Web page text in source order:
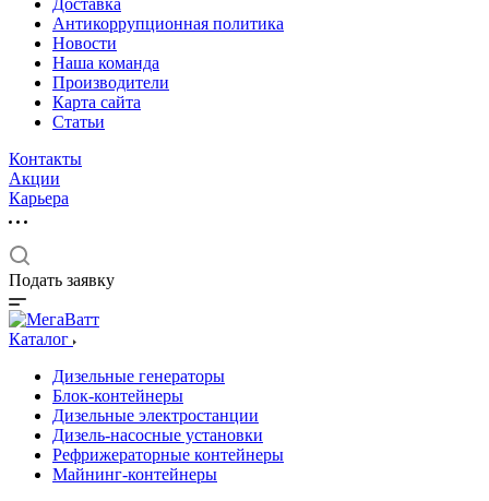
Доставка
Антикоррупционная политика
Новости
Наша команда
Производители
Карта сайта
Статьи
Контакты
Акции
Карьера
Подать заявку
Каталог
Дизельные генераторы
Блок-контейнеры
Дизельные электростанции
Дизель-насосные установки
Рефрижераторные контейнеры
Майнинг-контейнеры